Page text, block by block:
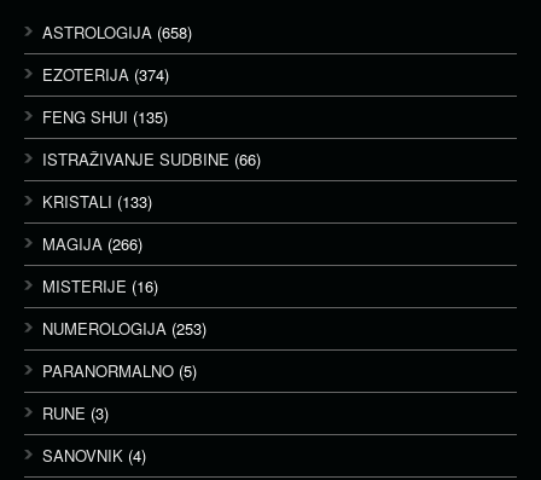
ASTROLOGIJA (658)
EZOTERIJA (374)
FENG SHUI (135)
ISTRAŽIVANJE SUDBINE (66)
KRISTALI (133)
MAGIJA (266)
MISTERIJE (16)
NUMEROLOGIJA (253)
PARANORMALNO (5)
RUNE (3)
SANOVNIK (4)